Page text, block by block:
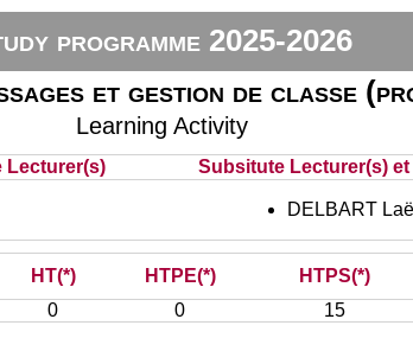
programme 2025-2026
et gestion de classe
Learning Activity
Lecturer(s) Subsitute Lecturer(s)
DELBART
HT(*) HTPE(*) HTPS(*)
0 0 15